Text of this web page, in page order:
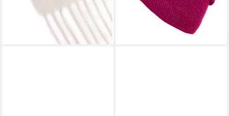
lieferbar - in 4-5 Werktagen bei dir